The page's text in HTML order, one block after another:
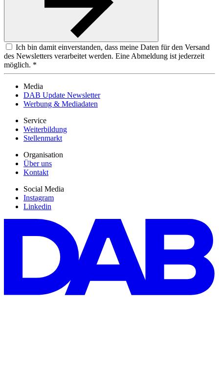
Ich bin damit einverstanden, dass meine Daten für den Versand
des Newsletters verarbeitet werden. Eine Abmeldung ist jederzeit
möglich. *
Media
DAB Update Newsletter
Werbung & Mediadaten
Service
Weiterbildung
Stellenmarkt
Organisation
Über uns
Kontakt
Social Media
Instagram
Linkedin